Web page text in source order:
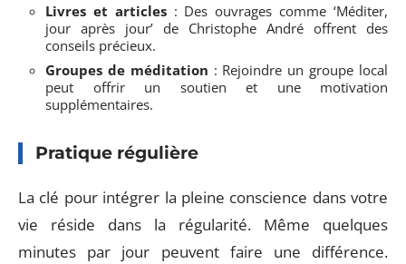
Livres et articles: Des ouvrages comme ‘Méditer,
jour après jour’ de Christophe André offrent des
conseils précieux.
Groupes de méditation : Rejoindre un groupe local
peut offrir un soutien et une motivation
supplémentaires.
Pratique régulière
La clé pour intégrer la pleine conscience dans votre
vie réside dans la régularité. Même quelques
minutes par jour peuvent faire une différence.